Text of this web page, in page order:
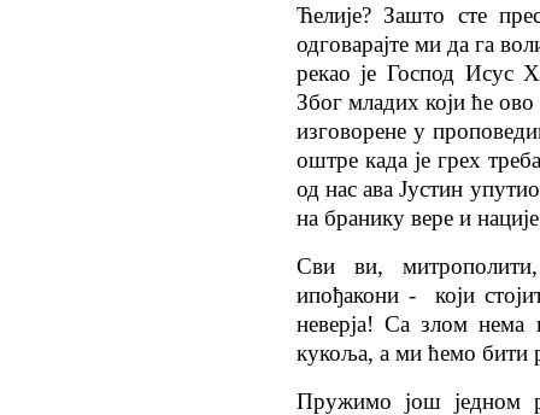
Ћелије? Зашто сте
одговарајте ми да га
рекао је Господ Исус
Због младих који ће
изговорене у
оштре када је грех
од нас ава Јустин
на бранику вере и
Сви ви,
ипођакони - који
неверја! Са злом
кукоља, а ми ћемо бити
Пружимо још једном